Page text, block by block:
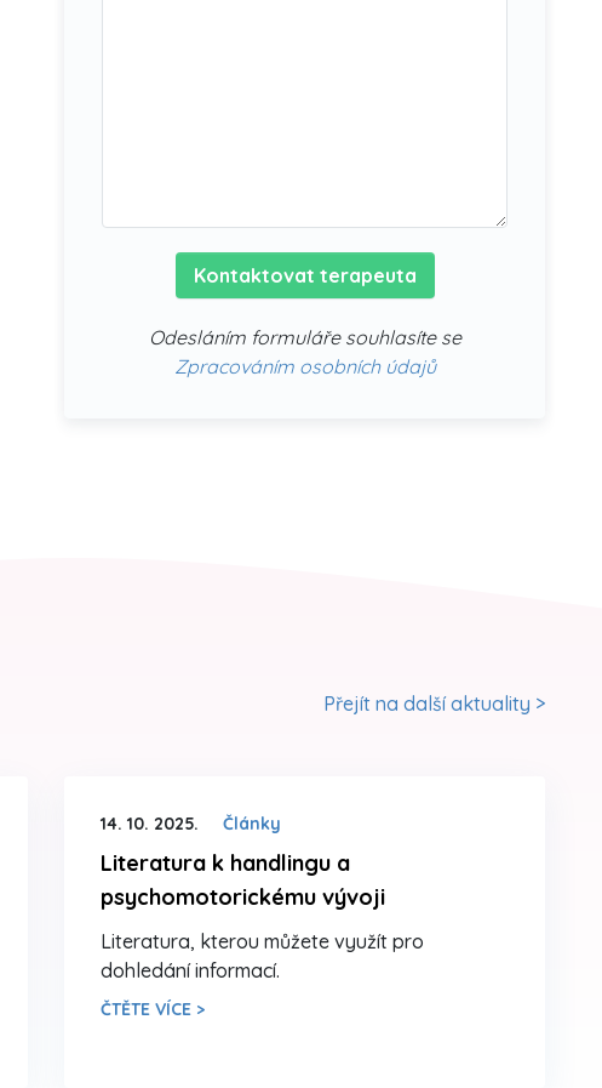
Kontaktovat terapeuta
Odesláním formuláře souhlasíte se
Zpracováním osobních údajů
Přejít na další aktuality >
14. 10. 2025. Články
Literatura k handlingu a
psychomotorickému vývoji
Literatura, kterou můžete využít pro
dohledání informací.
ČTĚTE VÍCE >